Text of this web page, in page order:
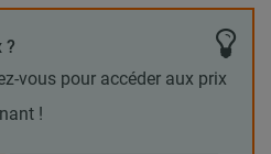
?
vous pour accéder aux prix
!